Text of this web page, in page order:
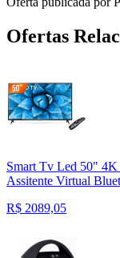
Ofertas
Smart Tv Led 50"
Assitente Virtual
R$ 2089,05